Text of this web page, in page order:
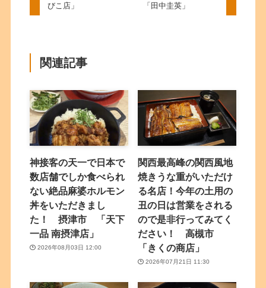
びこ店」
「田中圭英」
関連記事
神接客の天一で日本で
数店舗でしか食べられ
ない絶品麻婆ホルモン
丼をいただきまし
た！ 摂津市 「天下
一品 南摂津店」
2026年08月03日 12:00
関西最高峰の関西風地
焼きうな重がいただけ
る名店！今年の土用の
丑の日は営業をされる
ので是非行ってみてく
ださい！ 高槻市
「きくの商店」
2026年07月21日 11:30